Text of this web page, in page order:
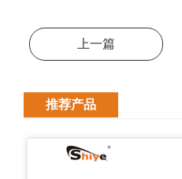
上一篇
推荐产品